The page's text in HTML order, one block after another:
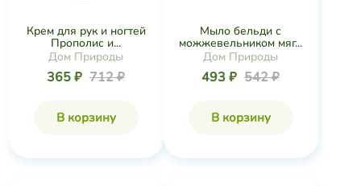
Крем для рук и ногтей
Прополис и...
Дом Природы
365 ₽ 712 ₽
В корзину
Мыло бельди с
можжевельником мяг...
Дом Природы
493 ₽ 542 ₽
В корзину